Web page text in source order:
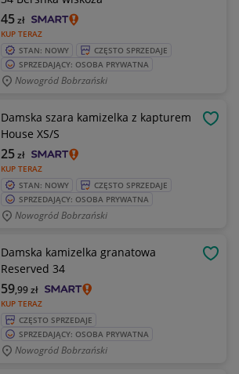
KUP TERAZ
45zł
STAN: NOWY
CZĘSTO SPRZEDAJE
SPRZEDAJĄCY: OSOBA PRYWATNA
Nowogród Bobrzański
Damska szara kamizelka z kapturem
House XS/S
KUP TERAZ
25zł
STAN: NOWY
CZĘSTO SPRZEDAJE
SPRZEDAJĄCY: OSOBA PRYWATNA
Nowogród Bobrzański
Damska kamizelka granatowa
Reserved 34
KUP TERAZ
59,99zł
CZĘSTO SPRZEDAJE
SPRZEDAJĄCY: OSOBA PRYWATNA
Nowogród Bobrzański